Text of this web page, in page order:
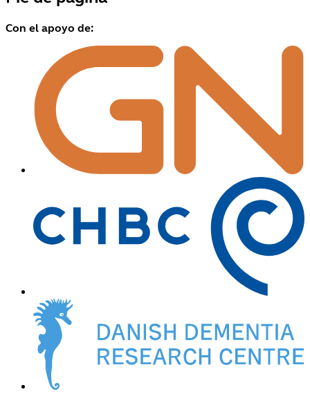
Con el apoyo de: